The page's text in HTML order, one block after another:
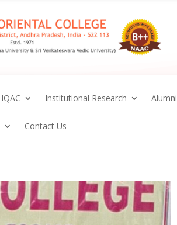
IQAC Institutional Research Alumni
Contact Us